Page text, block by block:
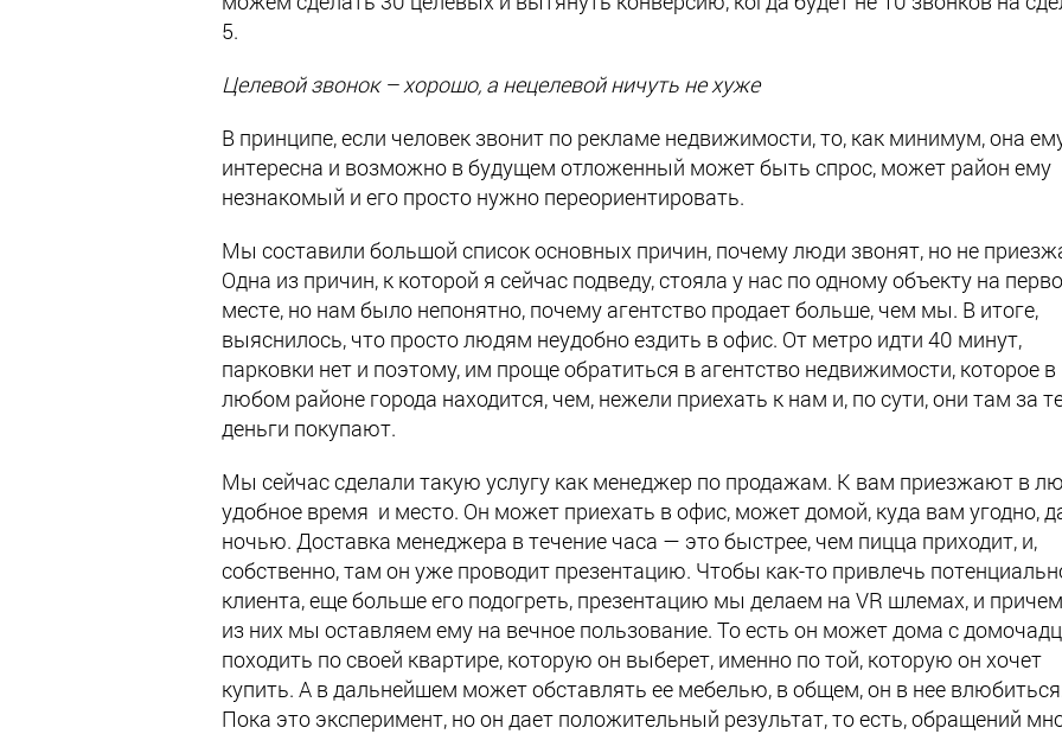
5.
Целевой звонок – хорошо, а нецелевой ничуть не хуже
В принципе, если человек звонит по рекламе недвижимости, то, как минимум, она
интересна и возможно в будущем отложенный может быть спрос, может район ему
незнакомый и его просто нужно переориентировать.
Мы составили большой список основных причин, почему люди звонят, но не
Одна из причин, к которой я сейчас подведу, стояла у нас по одному объекту на
месте, но нам было непонятно, почему агентство продает больше, чем мы. В итоге,
выяснилось, что просто людям неудобно ездить в офис. От метро идти 40 минут,
парковки нет и поэтому, им проще обратиться в агентство недвижимости, которое в
любом районе города находится, чем, нежели приехать к нам и, по сути, они там за
деньги покупают.
Мы сейчас сделали такую услугу как менеджер по продажам. К вам приезжают в
удобное время и место. Он может приехать в офис, может домой, куда вам угодно,
ночью. Доставка менеджера в течение часа — это быстрее, чем пицца приходит, и,
собственно, там он уже проводит презентацию. Чтобы как-то привлечь
клиента, еще больше его подогреть, презентацию мы делаем на VR шлемах, и
из них мы оставляем ему на вечное пользование. То есть он может дома с
походить по своей квартире, которую он выберет, именно по той, которую он хочет
купить. А в дальнейшем может обставлять ее мебелью, в общем, он в нее
Пока это эксперимент, но он дает положительный результат, то есть, обращений